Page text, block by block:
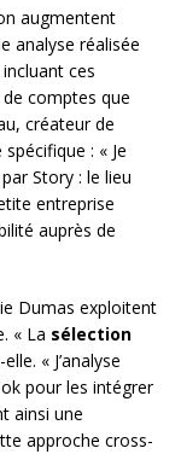
augmentent
analyse réalisée
ces
comptes que
créateur de
: « Je
Story : le lieu
entreprise
auprès de
Dumas exploitent
« La sélection
« J’analyse
pour les intégrer
ainsi une
approche cross-